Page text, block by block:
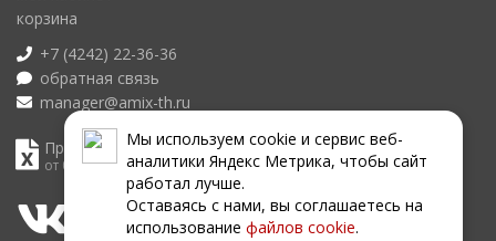
Мы используем сookie и сервис веб-
аналитики Яндекс Метрика, чтобы сайт
работал лучше.
Оставаясь с нами, вы соглашаетесь на
использование файлов сookie.
корзина
+7 (4242) 22-36-36
обратная связь
manager@amix-th.ru
Прайс лист
от 08.08.2026